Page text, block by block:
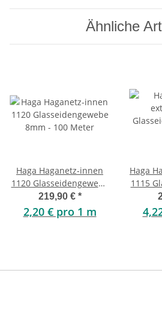
Ähnliche
Haga Haganetz-innen
1120 Glasseidengewebe
8mm - 100 Meter
219,90 € *
2,20 € pro 1 m
Haga
1115